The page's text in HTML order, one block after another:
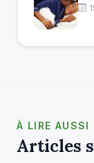
À LIRE AUSSI
Articles